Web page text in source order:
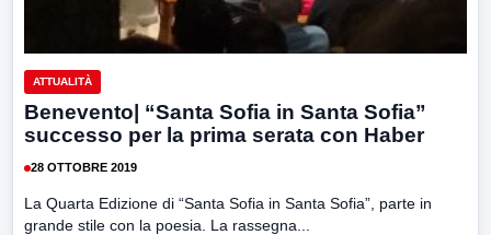
ATTUALITÀ
Benevento| “Santa Sofia in Santa Sofia”
successo per la prima serata con Haber
28 OTTOBRE 2019
La Quarta Edizione di “Santa Sofia in Santa Sofia”, parte in
grande stile con la poesia. La rassegna...